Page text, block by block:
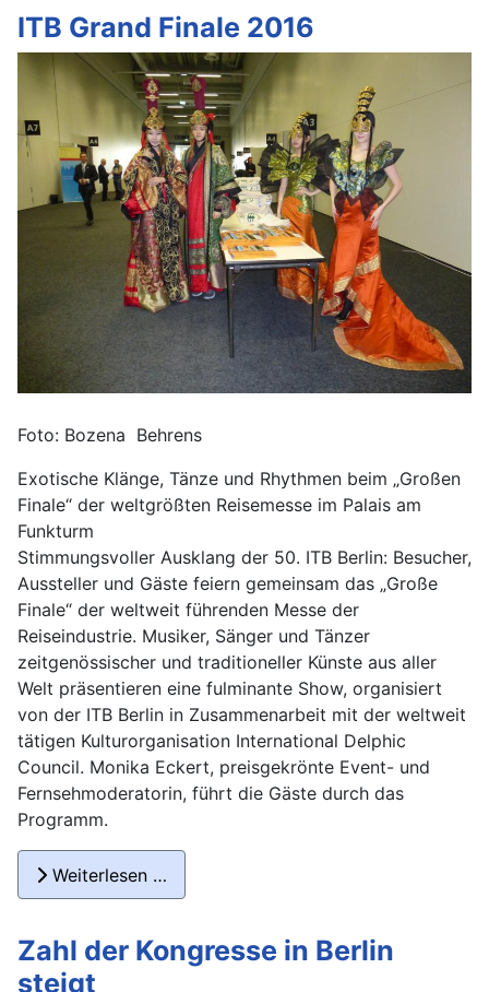
ITB Grand Finale 2016
Foto: Bozena Behrens
Exotische Klänge, Tänze und Rhythmen beim „Großen
Finale“ der weltgrößten Reisemesse im Palais am
Funkturm
Stimmungsvoller Ausklang der 50. ITB Berlin: Besucher,
Aussteller und Gäste feiern gemeinsam das „Große
Finale“ der weltweit führenden Messe der
Reiseindustrie. Musiker, Sänger und Tänzer
zeitgenössischer und traditioneller Künste aus aller
Welt präsentieren eine fulminante Show, organisiert
von der ITB Berlin in Zusammenarbeit mit der weltweit
tätigen Kulturorganisation International Delphic
Council. Monika Eckert, preisgekrönte Event- und
Fernsehmoderatorin, führt die Gäste durch das
Programm.
Weiterlesen …
Zahl der Kongresse in Berlin
steigt